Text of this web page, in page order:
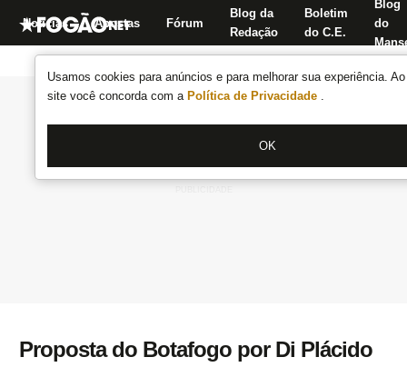
Usamos cookies para anúncios e para melhorar sua experiência.
site você concorda com a Política de Privacidade .
OK
Notícias Apostas Fórum
Blog da
Redação
Boletim
do C.E.
Blog
do
Proposta do Botafogo por Di Plácido